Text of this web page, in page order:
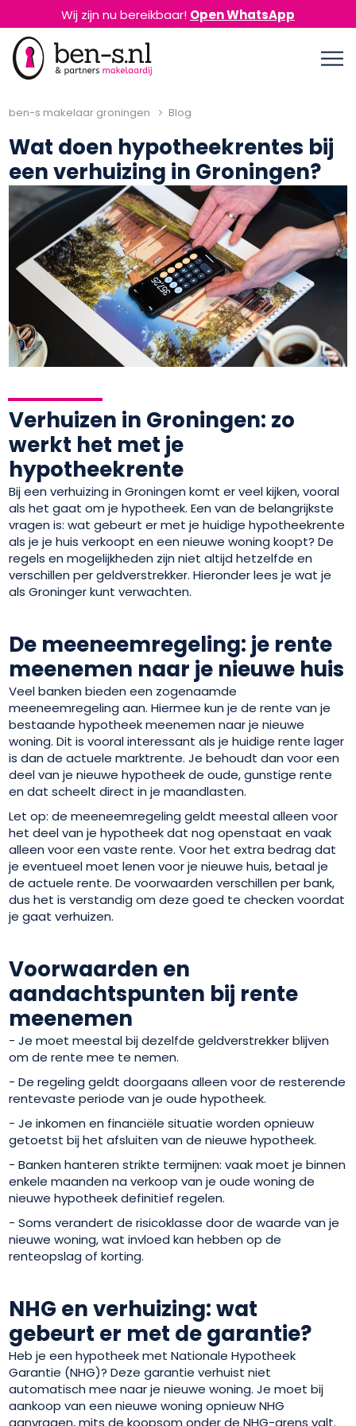
Wij zijn nu bereikbaar! Open WhatsApp
ben-s makelaar groningen Blog
Wat doen hypotheekrentes bij
een verhuizing in Groningen?
Verhuizen in Groningen: zo
werkt het met je
hypotheekrente
Bij een verhuizing in Groningen komt er veel kijken, vooral
als het gaat om je hypotheek. Een van de belangrijkste
vragen is: wat gebeurt er met je huidige hypotheekrente
als je je huis verkoopt en een nieuwe woning koopt? De
regels en mogelijkheden zijn niet altijd hetzelfde en
verschillen per geldverstrekker. Hieronder lees je wat je
als Groninger kunt verwachten.
De meeneemregeling: je rente
meenemen naar je nieuwe huis
Veel banken bieden een zogenaamde
meeneemregeling aan. Hiermee kun je de rente van je
bestaande hypotheek meenemen naar je nieuwe
woning. Dit is vooral interessant als je huidige rente lager
is dan de actuele marktrente. Je behoudt dan voor een
deel van je nieuwe hypotheek de oude, gunstige rente
en dat scheelt direct in je maandlasten.
Let op: de meeneemregeling geldt meestal alleen voor
het deel van je hypotheek dat nog openstaat en vaak
alleen voor een vaste rente. Voor het extra bedrag dat
je eventueel moet lenen voor je nieuwe huis, betaal je
de actuele rente. De voorwaarden verschillen per bank,
dus het is verstandig om deze goed te checken voordat
je gaat verhuizen.
Voorwaarden en
aandachtspunten bij rente
meenemen
- Je moet meestal bij dezelfde geldverstrekker blijven
om de rente mee te nemen.
- De regeling geldt doorgaans alleen voor de resterende
rentevaste periode van je oude hypotheek.
- Je inkomen en financiële situatie worden opnieuw
getoetst bij het afsluiten van de nieuwe hypotheek.
- Banken hanteren strikte termijnen: vaak moet je binnen
enkele maanden na verkoop van je oude woning de
nieuwe hypotheek definitief regelen.
- Soms verandert de risicoklasse door de waarde van je
nieuwe woning, wat invloed kan hebben op de
renteopslag of korting.
NHG en verhuizing: wat
gebeurt er met de garantie?
Heb je een hypotheek met Nationale Hypotheek
Garantie (NHG)? Deze garantie verhuist niet
automatisch mee naar je nieuwe woning. Je moet bij
aankoop van een nieuwe woning opnieuw NHG
aanvragen, mits de koopsom onder de NHG-grens valt.